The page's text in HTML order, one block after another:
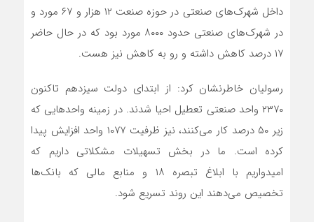
داخل شهرک‌های صنعتی در حوزه صنعت ۱۲ هزار و ۶۷ مورد و
در شهرک‌های صنعتی حدود ۸۰۰۰ مورد بود که در حال حاضر
۱۷ درصد کاهش داشته و رو به کاهش نیز هست.
رسولیان خاطرنشان کرد: از ابتدای دولت سیزدهم تاکنون
۲۳۷۰ واحد صنعتی تعطیل احیا شدند. در زمینه واحدهایی که
زیر ۵۰ درصد کار می‌کنند، نیز ظرفیت ۱۰۷۷ واحد افزایش پیدا
کرده‌ است. ما در بخش تسهیلات مشکلاتی داریم که
امیدواریم با ابلاغ تبصره ۱۸ و منابع مالی که بانک‌ها
تخصیص می‌دهند این روند تسریع شود.